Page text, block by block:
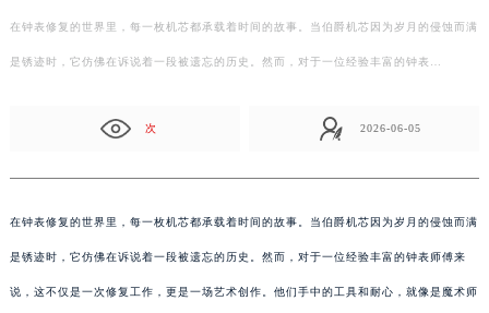
在钟表修复的世界里，每一枚机芯都承载着时间的故事。当伯爵机芯因为岁月的侵蚀而满
是锈迹时，它仿佛在诉说着一段被遗忘的历史。然而，对于一位经验丰富的钟表…
次 2026-06-05
在钟表修复的世界里，每一枚机芯都承载着时间的故事。当伯爵机芯因为岁月的侵蚀而满
是锈迹时，它仿佛在诉说着一段被遗忘的历史。然而，对于一位经验丰富的钟表师傅来
说，这不仅是一次修复工作，更是一场艺术创作。他们手中的工具和耐心，就像是魔术师